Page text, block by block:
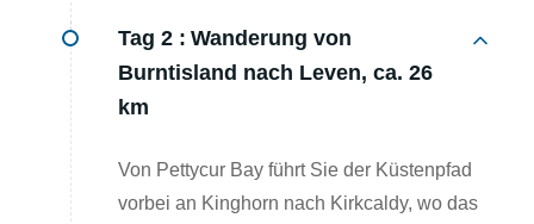
Tag 2 : Wanderung von
Burntisland nach Leven, ca. 26
km
Von Pettycur Bay führt Sie der Küstenpfad
vorbei an Kinghorn nach Kirkcaldy, wo das